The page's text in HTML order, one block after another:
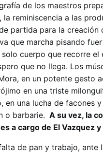
de los maestros
, la reminiscencia a las
partida para la
que marcha pisando
cuerpo que recorre
que no llega. Los
en un potente gesto
en una triste
en una lucha de facones
o barbarie. A su vez, la
a cargo de El Vazquez
de pan y trabajo, ante